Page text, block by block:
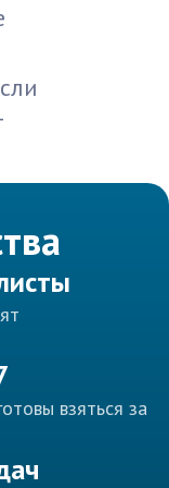
взяться за